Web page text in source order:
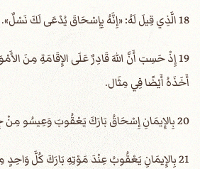
18 الَّذِي قِيلَ لَهُ: «إِنَّهُ بِإِسْحَاقَ يُدْعَى لَكَ نَسْلٌ».
19 إِذْ حَسِبَ أَنَّ اللهَ قَادِرٌ عَلَى الإِقَامَةِ مِنَ
أَخَذَهُ أَيْضًا فِي مِثَال.
20 بِالإِيمَانِ إِسْحَاقُ بَارَكَ يَعْقُوبَ وَعِيسُو مِنْ جِهَةِ أُمُورٍ عَتِيدَةٍ.
21 بِالإِيمَانِ يَعْقُوبُ عِنْدَ مَوْتِهِ بَارَكَ كُلَّ